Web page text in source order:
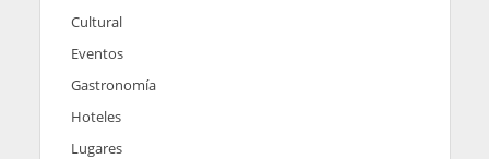
Cultural
Eventos
Gastronomía
Hoteles
Lugares